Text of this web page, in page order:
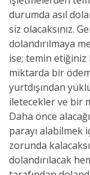
durumda asıl
siz olacaksınız.
dolandırılmaya
ise; temin etiğiniz
miktarda bir
yurtdışından
iletecekler ve bir
Daha önce
parayı alabilmek
zorunda
dolandırılacak